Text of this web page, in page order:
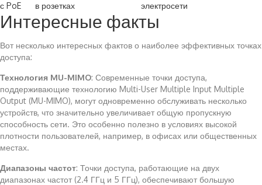
с PoE
в розетках
электросети
Интересные факты
Вот несколько интересных фактов о наиболее эффективных точках
доступа:
Технология MU-MIMO: Современные точки доступа,
поддерживающие технологию Multi-User Multiple Input Multiple
Output (MU-MIMO), могут одновременно обслуживать несколько
устройств, что значительно увеличивает общую пропускную
способность сети. Это особенно полезно в условиях высокой
плотности пользователей, например, в офисах или общественных
местах.
Диапазоны частот: Точки доступа, работающие на двух
диапазонах частот (2.4 ГГц и 5 ГГц), обеспечивают большую